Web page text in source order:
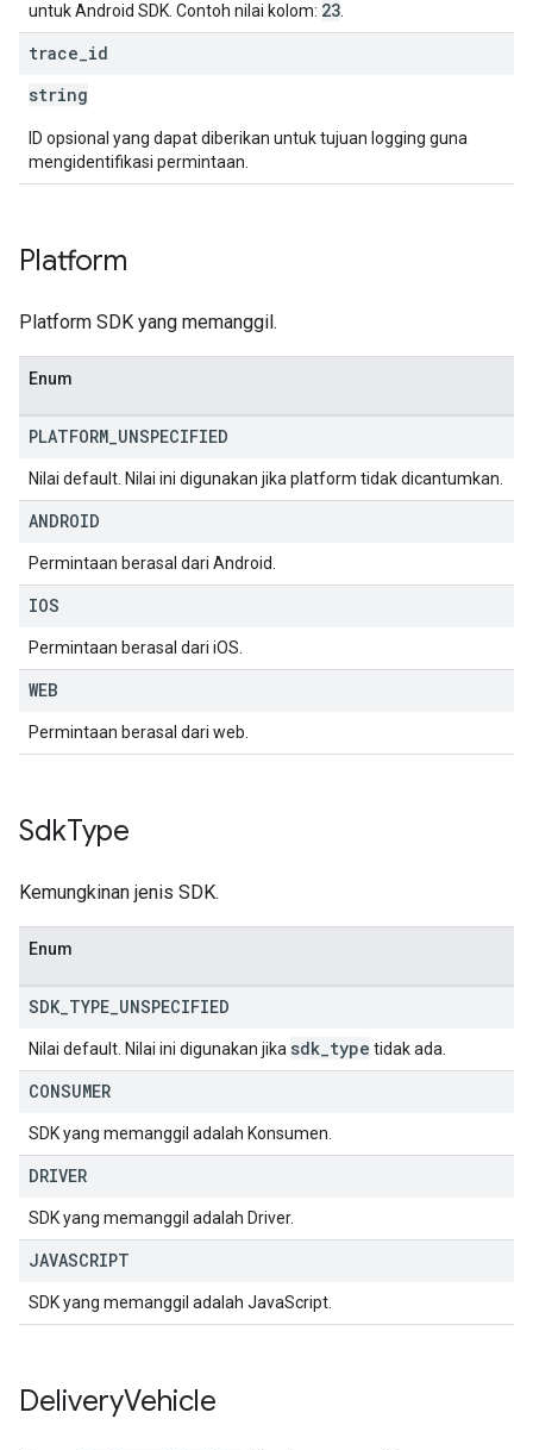
untuk Android SDK. Contoh nilai kolom: 23
trace id
string
ID opsional yang dapat diberikan untuk tujuan logging guna
mengidentifikasi permintaan.
Platform
Platform SDK yang memanggil.
Enum
PLATFORM UNSPECIFIED
Nilai default. Nilai ini digunakan jika platform tidak dicantumkan.
ANDROID
Permintaan berasal dari Android.
IOS
Permintaan berasal dari iOS.
WEB
Permintaan berasal dari web.
SdkType
Kemungkinan jenis SDK.
Enum
SDK TYPE UNSPECIFIED
Nilai default. Nilai ini digunakan jika sdk type tidak ada.
CONSUMER
SDK yang memanggil adalah Konsumen.
DRIVER
SDK yang memanggil adalah Driver.
JAVASCRIPT
SDK yang memanggil adalah JavaScript.
DeliveryVehicle